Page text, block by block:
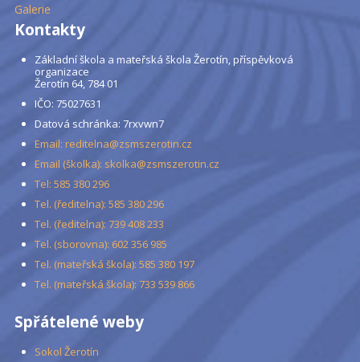
Galerie
Kontakty
Základní škola a mateřská škola Žerotín, příspěvková
organizace
Žerotín 64, 784 01
IČO: 75027631
Datová schránka: 7rxvwn7
Email: reditelna@zsmszerotin.cz
Email (školka): skolka@zsmszerotin.cz
Tel: 585 380 296
Tel. (ředitelna): 585 380 296
Tel. (ředitelna): 739 408 233
Tel. (sborovna): 602 356 985
Tel. (mateřská škola): 585 380 197
Tel. (mateřská škola): 733 539 866
Spřátelené weby
Sokol Žerotín